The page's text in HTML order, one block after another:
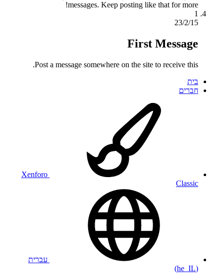
messages. Keep posting like that for more!
1
23/2/15
First Message
Post a message somewhere on the site to receive this.
בית
חברים
Xenforo
Classic
עברית
(he_IL)